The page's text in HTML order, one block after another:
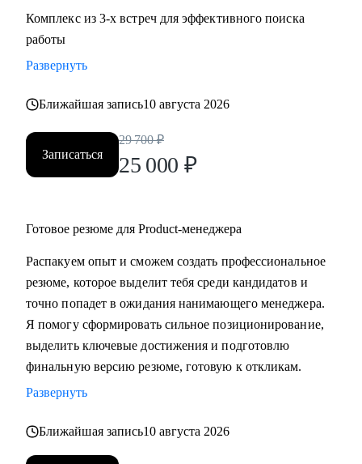
Комплекс из 3-х встреч для эффективного поиска
работы
Развернуть
Ближайшая запись10 августа 2026
Записаться
29 700 ₽
25 000 ₽
Готовое резюме для Product-менеджера
Распакуем опыт и сможем создать профессиональное
резюме, которое выделит тебя среди кандидатов и
точно попадет в ожидания нанимающего менеджера.
Я помогу сформировать сильное позиционирование,
выделить ключевые достижения и подготовлю
финальную версию резюме, готовую к откликам.
Развернуть
Ближайшая запись10 августа 2026